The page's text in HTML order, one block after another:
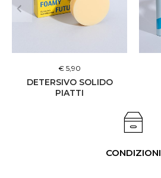
DETERSIVO SOLIDO
PIATTI
€ 5,90
CONDIZIONI